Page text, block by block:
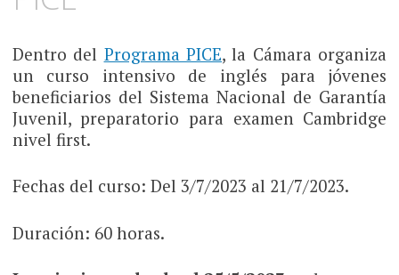
Dentro del Programa PICE, la Cámara organiza
un curso intensivo de inglés para jóvenes
beneficiarios del Sistema Nacional de Garantía
Juvenil, preparatorio para examen Cambridge
nivel first.
Fechas del curso: Del 3/7/2023 al 21/7/2023.
Duración: 60 horas.